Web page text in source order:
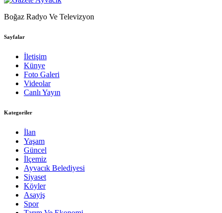
Boğaz Radyo Ve Televizyon
Sayfalar
İletişim
Künye
Foto Galeri
Videolar
Canlı Yayın
Kategoriler
İlan
Yaşam
Güncel
İlçemiz
Ayvacık Belediyesi
Siyaset
Köyler
Asayiş
Spor